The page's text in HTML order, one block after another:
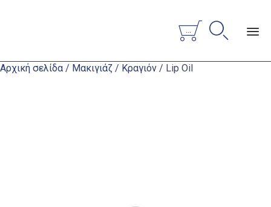

... 
Αρχική σελίδα / Μακιγιάζ / Κραγιόν / Lip Oil